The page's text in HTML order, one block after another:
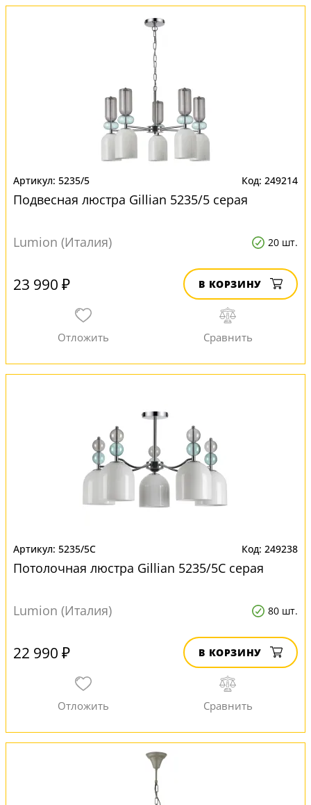
5235/5 249214
Подвесная люстра Gillian 5235/5 серая
Lumion (Италия) 20 шт.
23 990 ₽ В КОРЗИНУ
5235/5C 249238
Потолочная люстра Gillian 5235/5C серая
Lumion (Италия) 80 шт.
22 990 ₽ В КОРЗИНУ